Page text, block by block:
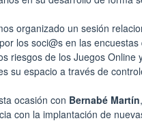
organizado un sesión
los soci@s en las
riesgos de los Juegos
su espacio a través de
ocasión con Bernabé Martín
con la implantación de